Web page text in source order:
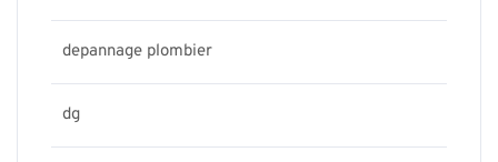
depannage plombier
dg